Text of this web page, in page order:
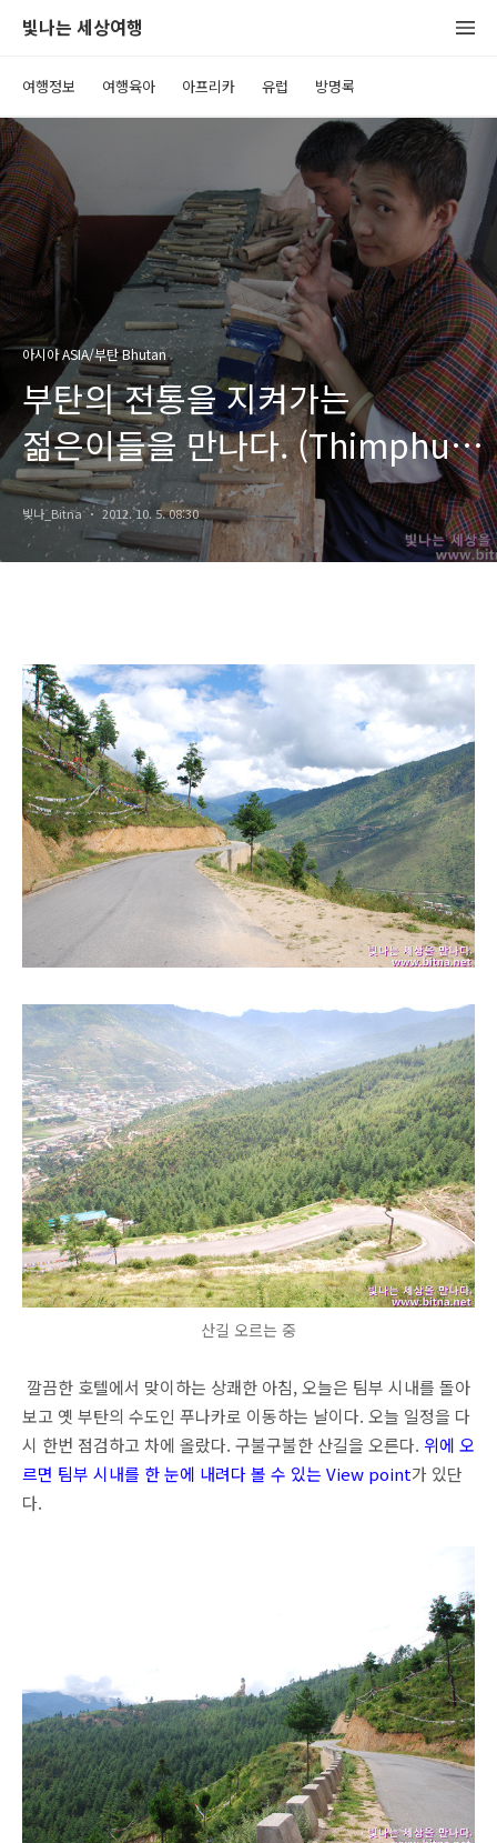
빛나는 세상여행
여행정보 여행육아 아프리카 유럽 방명록
아시아 ASIA/부탄 Bhutan
부탄의 전통을 지켜가는
젊은이들을 만나다. (Thimphu,
Bhutan)
빛나_Bitna 2012. 10. 5. 08:30
산길 오르는 중
깔끔한 호텔에서 맞이하는 상쾌한 아침, 오늘은 팀부 시내를 돌아
보고 옛 부탄의 수도인 푸나카로 이동하는 날이다. 오늘 일정을 다
시 한번 점검하고 차에 올랐다. 구불구불한 산길을 오른다. 위에 오
르면 팀부 시내를 한 눈에 내려다 볼 수 있는 View point가 있단
다.